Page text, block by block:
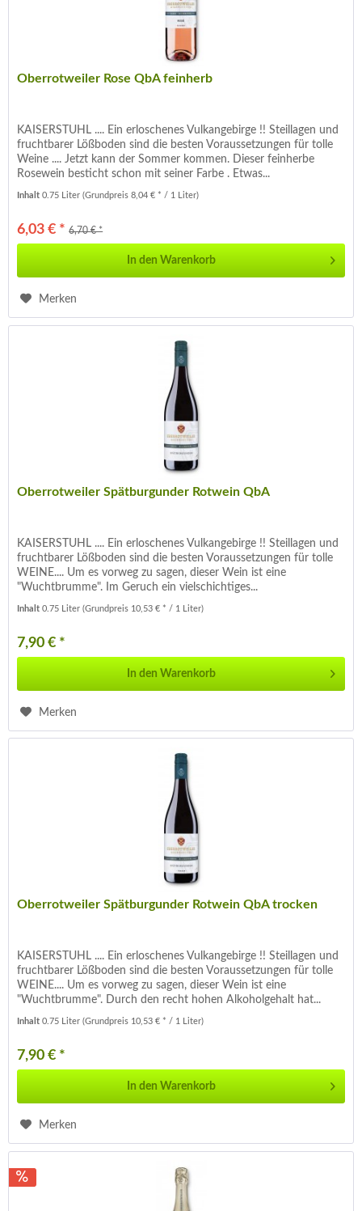
Oberrotweiler Rose QbA feinherb
KAISERSTUHL .... Ein erloschenes Vulkangebirge !! Steillagen und
fruchtbarer Lößboden sind die besten Voraussetzungen für tolle
Weine .... Jetzt kann der Sommer kommen. Dieser feinherbe
Rosewein besticht schon mit seiner Farbe . Etwas...
Inhalt0.75 Liter(Grundpreis 8,04 € * / 1 Liter)
6,03 € * 6,70 € *
In den Warenkorb
Merken
Oberrotweiler Spätburgunder Rotwein QbA
KAISERSTUHL .... Ein erloschenes Vulkangebirge !! Steillagen und
fruchtbarer Lößboden sind die besten Voraussetzungen für tolle
WEINE.... Um es vorweg zu sagen, dieser Wein ist eine
"Wuchtbrumme". Im Geruch ein vielschichtiges...
Inhalt0.75 Liter(Grundpreis 10,53 € * / 1 Liter)
7,90 € *
In den Warenkorb
Merken
Oberrotweiler Spätburgunder Rotwein QbA trocken
KAISERSTUHL .... Ein erloschenes Vulkangebirge !! Steillagen und
fruchtbarer Lößboden sind die besten Voraussetzungen für tolle
WEINE.... Um es vorweg zu sagen, dieser Wein ist eine
"Wuchtbrumme". Durch den recht hohen Alkoholgehalt hat...
Inhalt0.75 Liter(Grundpreis 10,53 € * / 1 Liter)
7,90 € *
In den Warenkorb
Merken